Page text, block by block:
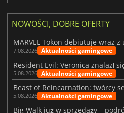
NOWOŚCI, DOBRE OFERTY
7.08.2026 Aktualności gamingowe
5.08.2026 Aktualności gamingowe
5.08.2026 Aktualności gamingowe